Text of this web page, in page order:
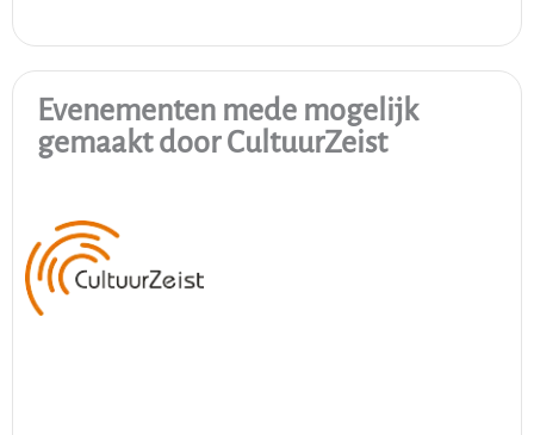
Evenementen mede mogelijk
gemaakt door CultuurZeist